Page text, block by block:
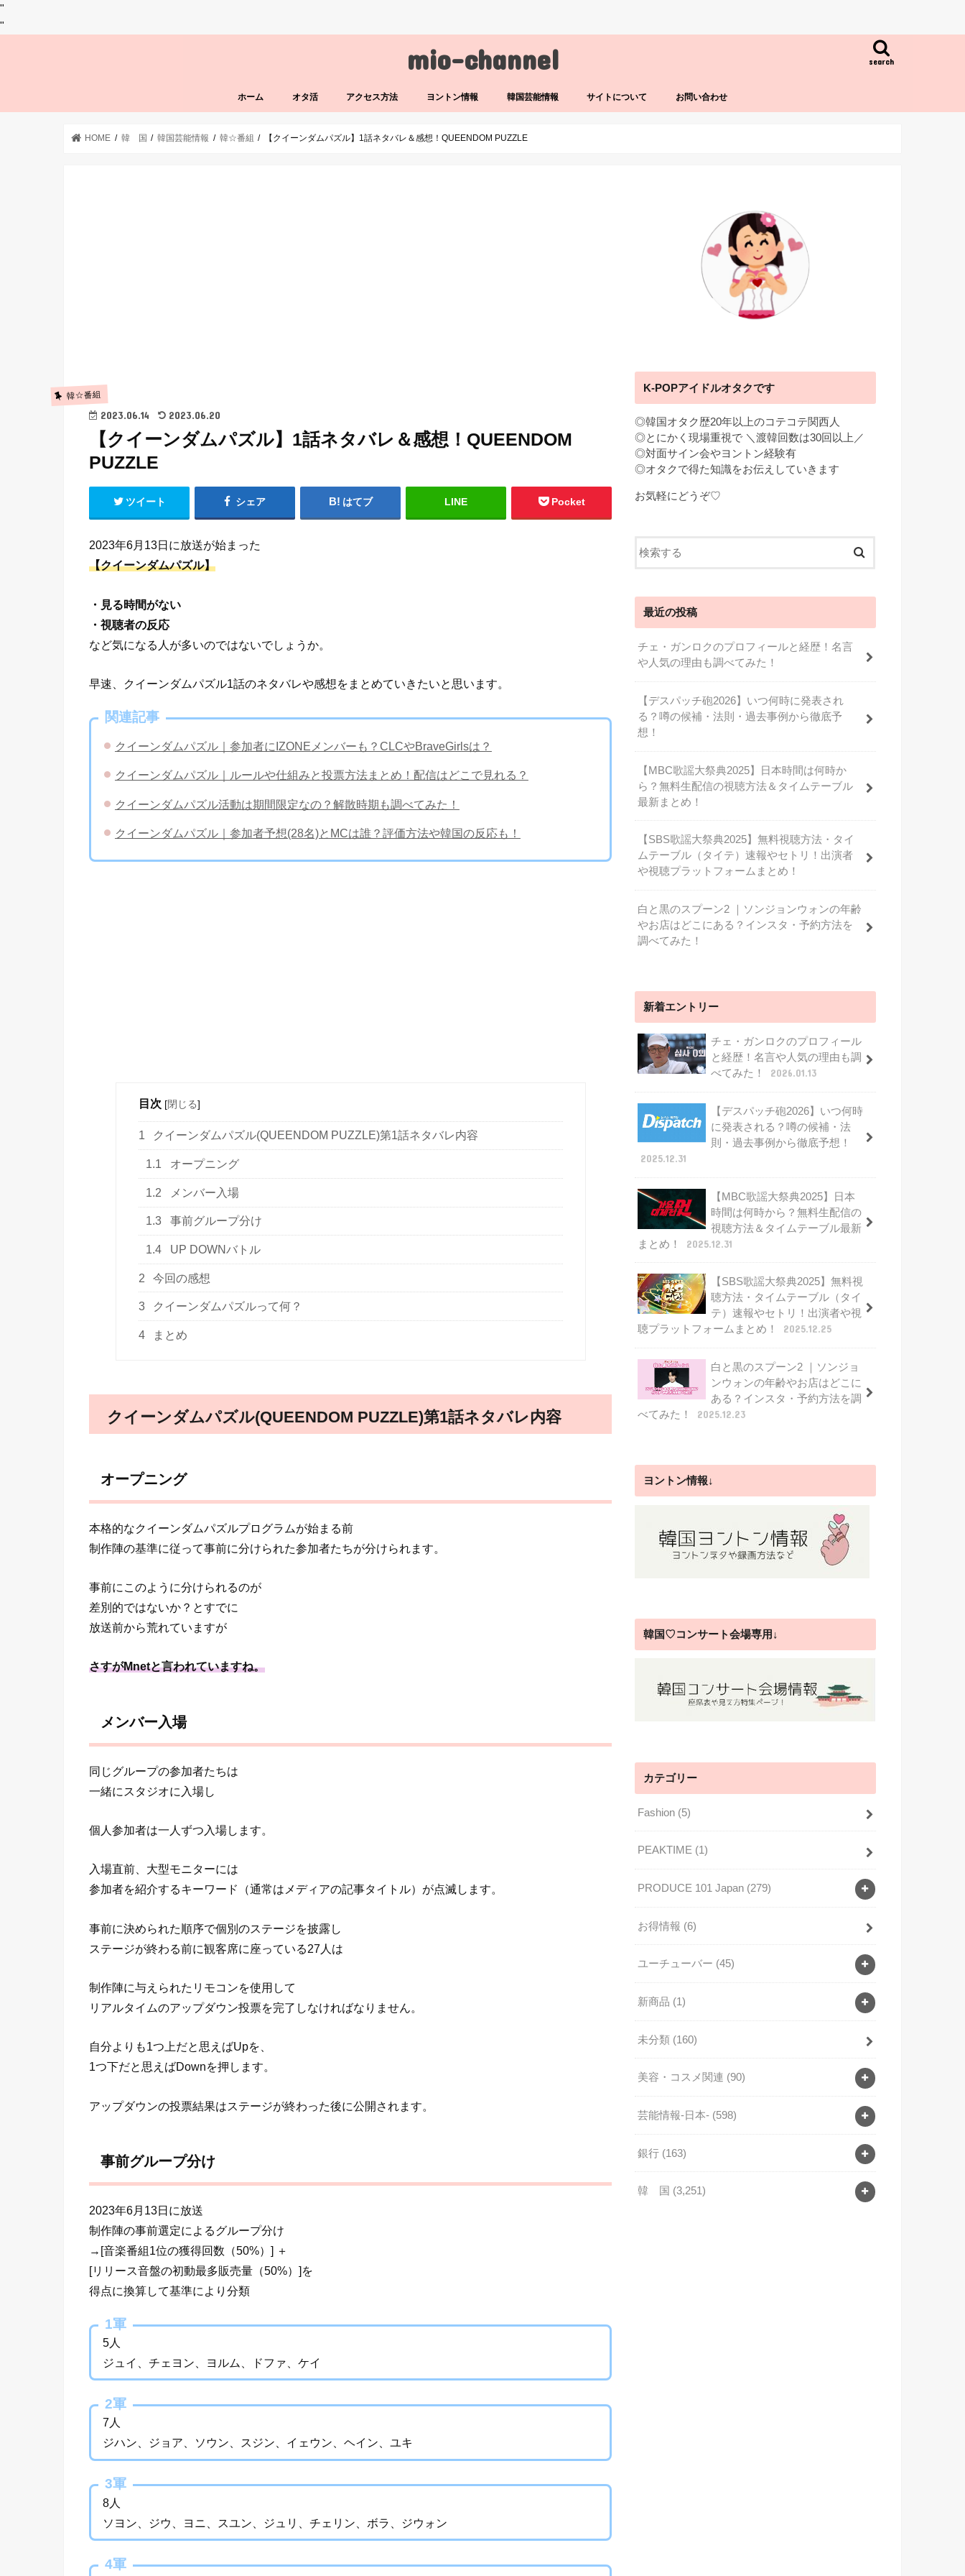
"
"
mio-channel search
ホーム オタ活 アクセス方法 ヨントン情報 韓国芸能情報 サイトについて お問い合わせ
HOME 韓 国 韓国芸能情報 韓☆番組 【クイーンダムパズル】1話ネタバレ＆感想！QUEENDOM PUZZLE
韓☆番組
2023.06.14 2023.06.20
【クイーンダムパズル】1話ネタバレ＆感想！QUEENDOM
PUZZLE
ツイート シェア はてブ LINE Pocket
2023年6月13日に放送が始まった
【クイーンダムパズル】
・見る時間がない
・視聴者の反応
など気になる人が多いのではないでしょうか。
早速、クイーンダムパズル1話のネタバレや感想をまとめていきたいと思います。
関連記事
クイーンダムパズル｜参加者にIZONEメンバーも？CLCやBraveGirlsは？
クイーンダムパズル｜ルールや仕組みと投票方法まとめ！配信はどこで見れる？
クイーンダムパズル活動は期間限定なの？解散時期も調べてみた！
クイーンダムパズル｜参加者予想(28名)とMCは誰？評価方法や韓国の反応も！
目次 [閉じる]
1 クイーンダムパズル(QUEENDOM PUZZLE)第1話ネタバレ内容
1.1 オープニング
1.2 メンバー入場
1.3 事前グループ分け
1.4 UP DOWNバトル
2 今回の感想
3 クイーンダムパズルって何？
4 まとめ
クイーンダムパズル(QUEENDOM PUZZLE)第1話ネタバレ内容
オープニング
本格的なクイーンダムパズルプログラムが始まる前
制作陣の基準に従って事前に分けられた参加者たちが分けられます。
事前にこのように分けられるのが
差別的ではないか？とすでに
放送前から荒れていますが
さすがMnetと言われていますね。
メンバー入場
同じグループの参加者たちは
一緒にスタジオに入場し
個人参加者は一人ずつ入場します。
入場直前、大型モニターには
参加者を紹介するキーワード（通常はメディアの記事タイトル）が点滅します。
事前に決められた順序で個別のステージを披露し
ステージが終わる前に観客席に座っている27人は
制作陣に与えられたリモコンを使用して
リアルタイムのアップダウン投票を完了しなければなりません。
自分よりも1つ上だと思えばUpを、
1つ下だと思えばDownを押します。
アップダウンの投票結果はステージが終わった後に公開されます。
事前グループ分け
2023年6月13日に放送
制作陣の事前選定によるグループ分け
→[音楽番組1位の獲得回数（50%）] ＋
[リリース音盤の初動最多販売量（50%）]を
得点に換算して基準により分類
1軍
5人
ジュイ、チェヨン、ヨルム、ドファ、ケイ
2軍
7人
ジハン、ジョア、ソウン、スジン、イェウン、ヘイン、ユキ
3軍
8人
ソヨン、ジウ、ヨニ、スユン、ジュリ、チェリン、ボラ、ジウォン
4軍
K-POPアイドルオタクです
◎韓国オタク歴20年以上のコテコテ関西人
◎とにかく現場重視で ＼渡韓回数は30回以上／
◎対面サイン会やヨントン経験有
◎オタクで得た知識をお伝えしていきます
お気軽にどうぞ♡
最近の投稿
チェ・ガンロクのプロフィールと経歴！名言
や人気の理由も調べてみた！
【デスパッチ砲2026】いつ何時に発表され
る？噂の候補・法則・過去事例から徹底予
想！
【MBC歌謡大祭典2025】日本時間は何時か
ら？無料生配信の視聴方法＆タイムテーブル
最新まとめ！
【SBS歌謡大祭典2025】無料視聴方法・タイ
ムテーブル（タイテ）速報やセトリ！出演者
や視聴プラットフォームまとめ！
白と黒のスプーン2 ｜ソンジョンウォンの年齢
やお店はどこにある？インスタ・予約方法を
調べてみた！
新着エントリー
チェ・ガンロクのプロフィール
と経歴！名言や人気の理由も調
べてみた！
2026.01.13
【デスパッチ砲2026】いつ何時
に発表される？噂の候補・法
則・過去事例から徹底予想！
2025.12.31
【MBC歌謡大祭典2025】日本
時間は何時から？無料生配信の
視聴方法＆タイムテーブル最新
まとめ！
2025.12.31
【SBS歌謡大祭典2025】無料視
聴方法・タイムテーブル（タイ
テ）速報やセトリ！出演者や視
聴プラットフォームまとめ！
2025.12.25
白と黒のスプーン2 ｜ソンジョ
ンウォンの年齢やお店はどこに
ある？インスタ・予約方法を調
べてみた！
2025.12.23
ヨントン情報↓
韓国♡コンサート会場専用↓
カテゴリー
Fashion (5)
PEAKTIME (1)
PRODUCE 101 Japan (279)
お得情報 (6)
ユーチューバー (45)
新商品 (1)
未分類 (160)
美容・コスメ関連 (90)
芸能情報-日本- (598)
銀行 (163)
韓 国 (3,251)